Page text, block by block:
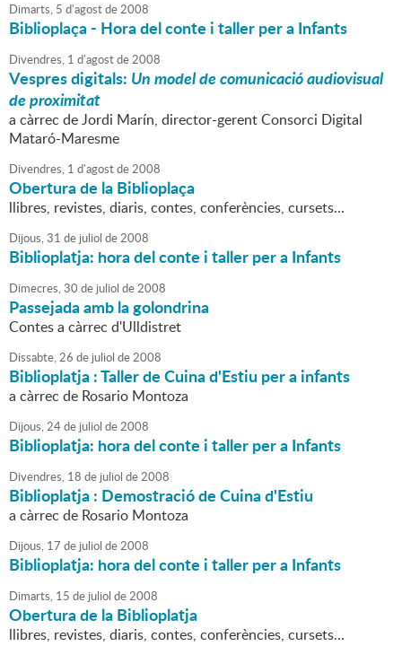
Dimarts, 5 d'agostde2008
Biblioplaça - Hora del conte i taller per a Infants
Divendres, 1 d'agostde2008
Vespres digitals: Un model de comunicació audiovisual
de proximitat
a càrrec de Jordi Marín, director-gerent Consorci Digital
Mataró-Maresme
Divendres, 1 d'agostde2008
Obertura de la Biblioplaça
llibres, revistes, diaris, contes, conferències, cursets...
Dijous,31 de juliol de2008
Biblioplatja: hora del conte i taller per a Infants
Dimecres,30 de juliol de2008
Passejada amb la golondrina
Contes a càrrec d'Ulldistret
Dissabte,26 de juliol de2008
Biblioplatja : Taller de Cuina d'Estiu per a infants
a càrrec de Rosario Montoza
Dijous,24de juliol de2008
Biblioplatja: hora del conte i taller per a Infants
Divendres, 18 de juliol de2008
Biblioplatja : Demostració de Cuina d'Estiu
a càrrec de Rosario Montoza
Dijous, 17 de juliol de2008
Biblioplatja: hora del conte i taller per a Infants
Dimarts, 15 de juliol de2008
Obertura de la Biblioplatja
llibres, revistes, diaris, contes, conferències, cursets...